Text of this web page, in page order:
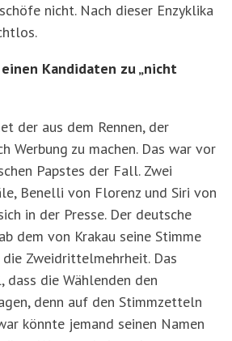
nicht. Nach dieser Enzyklika
Kandidaten zu „nicht
der aus dem Rennen, der
Werbung zu machen. Das war vor
Papstes der Fall. Zwei
Benelli von Florenz und Siri von
in der Presse. Der deutsche
dem von Krakau seine Stimme
Zweidrittelmehrheit. Das
dass die Wählenden den
denn auf den Stimmzetteln
könnte jemand seinen Namen